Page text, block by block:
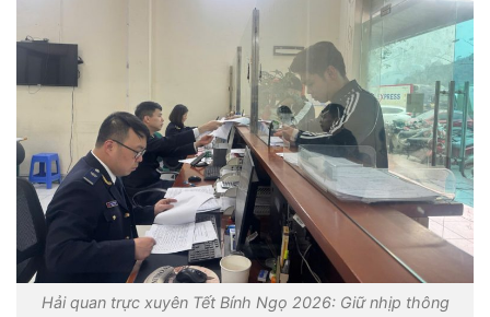
Hải quan trực xuyên Tết Bính Ngọ 2026: Giữ nhịp thông